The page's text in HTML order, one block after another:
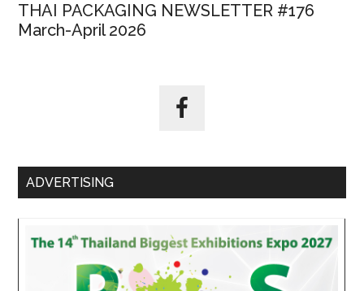
THAI PACKAGING NEWSLETTER #176
March-April 2026
ADVERTISING